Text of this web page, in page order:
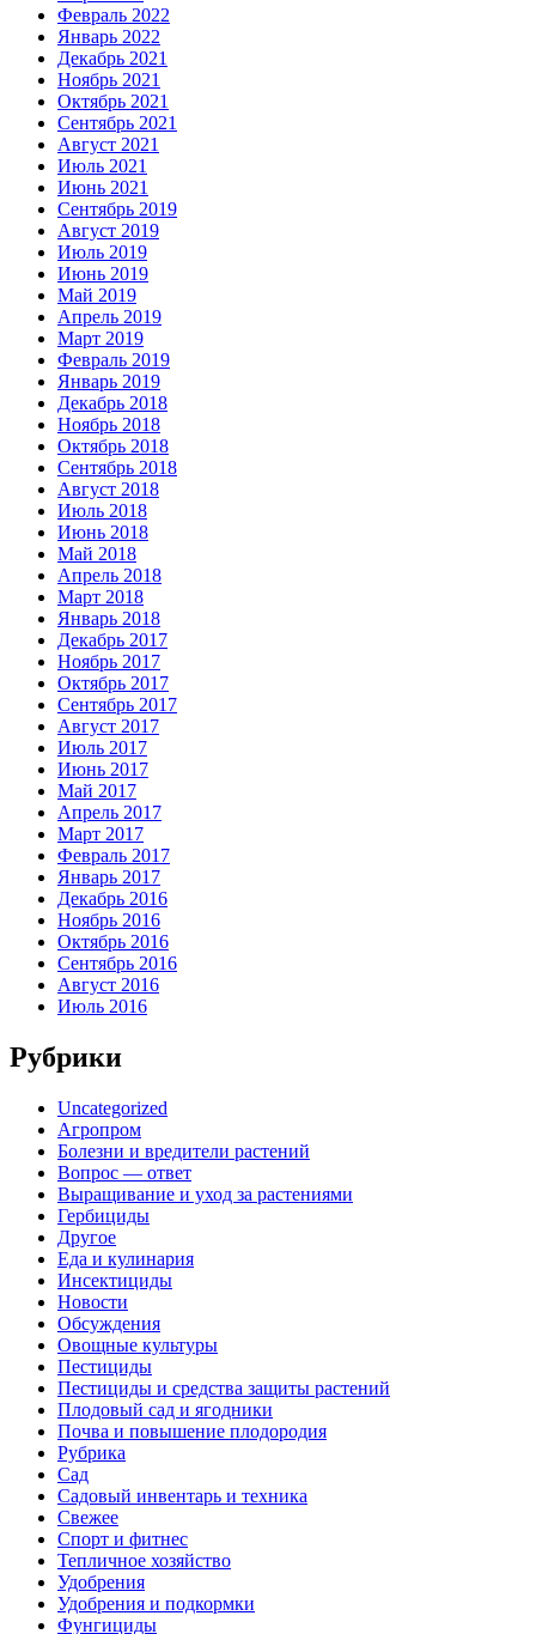
Февраль 2022
Январь 2022
Декабрь 2021
Ноябрь 2021
Октябрь 2021
Сентябрь 2021
Август 2021
Июль 2021
Июнь 2021
Сентябрь 2019
Август 2019
Июль 2019
Июнь 2019
Май 2019
Апрель 2019
Март 2019
Февраль 2019
Январь 2019
Декабрь 2018
Ноябрь 2018
Октябрь 2018
Сентябрь 2018
Август 2018
Июль 2018
Июнь 2018
Май 2018
Апрель 2018
Март 2018
Январь 2018
Декабрь 2017
Ноябрь 2017
Октябрь 2017
Сентябрь 2017
Август 2017
Июль 2017
Июнь 2017
Май 2017
Апрель 2017
Март 2017
Февраль 2017
Январь 2017
Декабрь 2016
Ноябрь 2016
Октябрь 2016
Сентябрь 2016
Август 2016
Июль 2016
Рубрики
Uncategorized
Агропром
Болезни и вредители растений
Вопрос — ответ
Выращивание и уход за растениями
Гербициды
Другое
Еда и кулинария
Инсектициды
Новости
Обсуждения
Овощные культуры
Пестициды
Пестициды и средства защиты растений
Плодовый сад и ягодники
Почва и повышение плодородия
Рубрика
Сад
Садовый инвентарь и техника
Свежее
Спорт и фитнес
Тепличное хозяйство
Удобрения
Удобрения и подкормки
Фунгициды